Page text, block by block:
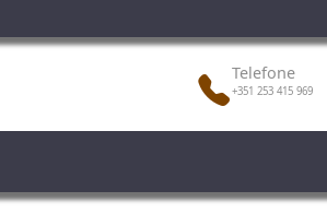
Telefone
+351 253 415 969